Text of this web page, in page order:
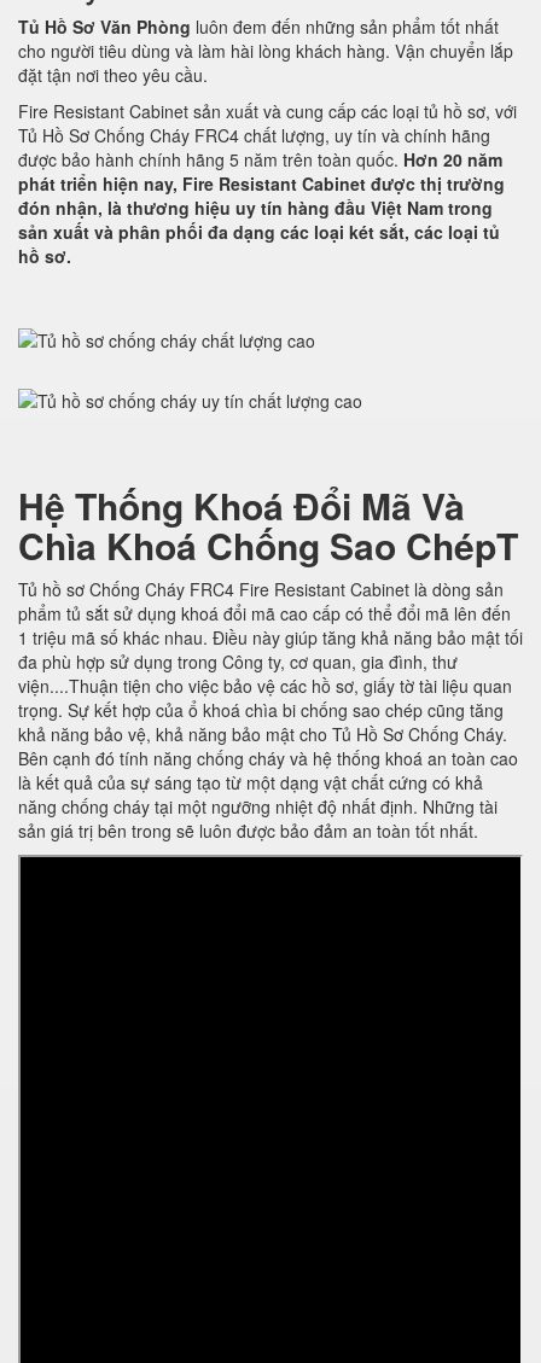
Tủ Hồ Sơ Văn Phòng luôn đem đến những sản phẩm tốt nhất
cho người tiêu dùng và làm hài lòng khách hàng. Vận chuyển lắp
đặt tận nơi theo yêu cầu.
Fire Resistant Cabinet sản xuất và cung cấp các loại tủ hồ sơ, với
Tủ Hồ Sơ Chống Cháy FRC4 chất lượng, uy tín và chính hãng
được bảo hành chính hãng 5 năm trên toàn quốc. Hơn 20 năm
phát triển hiện nay, Fire Resistant Cabinet được thị trường
đón nhận, là thương hiệu uy tín hàng đầu Việt Nam trong
sản xuất và phân phối đa dạng các loại két sắt, các loại tủ
hồ sơ.
Hệ Thống Khoá Đổi Mã Và
Chìa Khoá Chống Sao ChépT
Tủ hồ sơ Chống Cháy FRC4 Fire Resistant Cabinet là dòng sản
phẩm tủ sắt sử dụng khoá đổi mã cao cấp có thể đổi mã lên đến
1 triệu mã số khác nhau. Điều này giúp tăng khả năng bảo mật tối
đa phù hợp sử dụng trong Công ty, cơ quan, gia đình, thư
viện....Thuận tiện cho việc bảo vệ các hồ sơ, giấy tờ tài liệu quan
trọng. Sự kết hợp của ổ khoá chìa bi chống sao chép cũng tăng
khả năng bảo vệ, khả năng bảo mật cho Tủ Hồ Sơ Chống Cháy.
Bên cạnh đó tính năng chống cháy và hệ thống khoá an toàn cao
là kết quả của sự sáng tạo từ một dạng vật chất cứng có khả
năng chống cháy tại một ngưỡng nhiệt độ nhất định. Những tài
sản giá trị bên trong sẽ luôn được bảo đảm an toàn tốt nhất.